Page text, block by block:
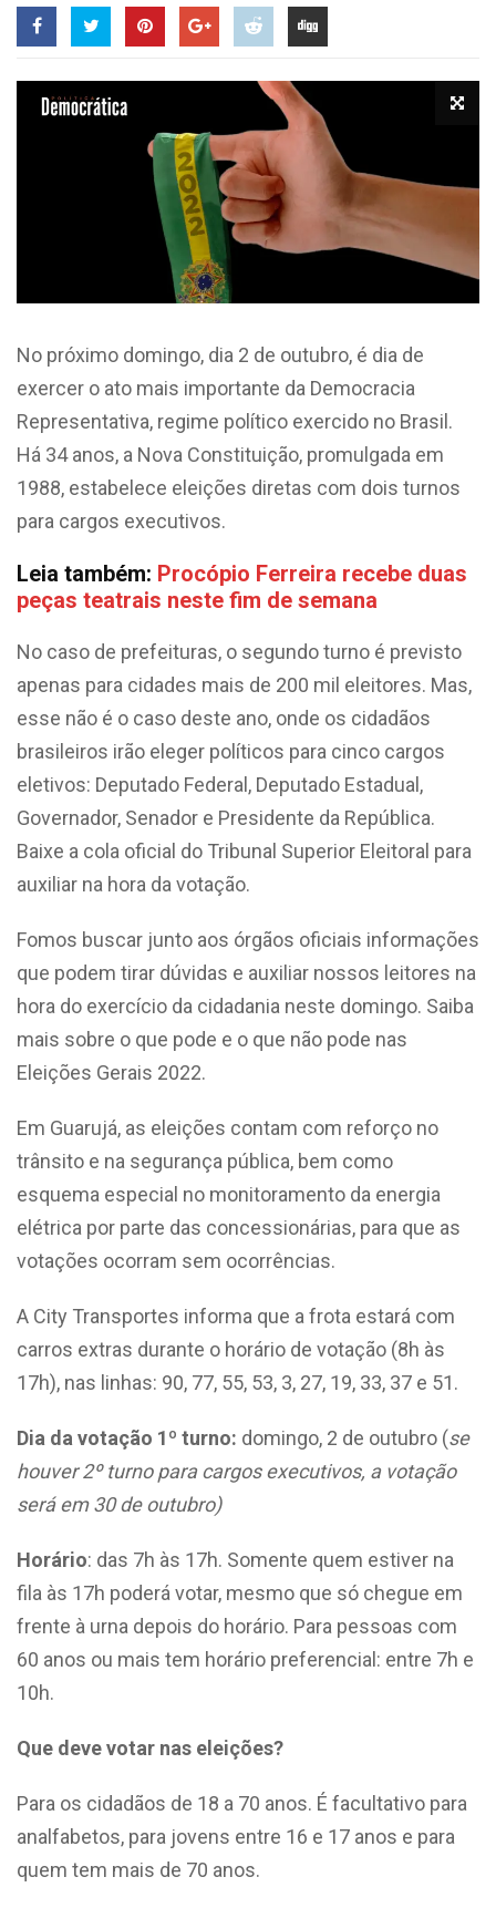
No próximo domingo, dia 2 de outubro, é dia de
exercer o ato mais importante da Democracia
Representativa, regime político exercido no Brasil.
Há 34 anos, a Nova Constituição, promulgada em
1988, estabelece eleições diretas com dois turnos
para cargos executivos.
Leia também: Procópio Ferreira recebe duas
peças teatrais neste fim de semana
No caso de prefeituras, o segundo turno é previsto
apenas para cidades mais de 200 mil eleitores. Mas,
esse não é o caso deste ano, onde os cidadãos
brasileiros irão eleger políticos para cinco cargos
eletivos: Deputado Federal, Deputado Estadual,
Governador, Senador e Presidente da República.
Baixe a cola oficial do Tribunal Superior Eleitoral para
auxiliar na hora da votação.
Fomos buscar junto aos órgãos oficiais informações
que podem tirar dúvidas e auxiliar nossos leitores na
hora do exercício da cidadania neste domingo. Saiba
mais sobre o que pode e o que não pode nas
Eleições Gerais 2022.
Em Guarujá, as eleições contam com reforço no
trânsito e na segurança pública, bem como
esquema especial no monitoramento da energia
elétrica por parte das concessionárias, para que as
votações ocorram sem ocorrências.
A City Transportes informa que a frota estará com
carros extras durante o horário de votação (8h às
17h), nas linhas: 90, 77, 55, 53, 3, 27, 19, 33, 37 e 51.
Dia da votação 1º turno: domingo, 2 de outubro (se
houver 2º turno para cargos executivos, a votação
será em 30 de outubro)
Horário: das 7h às 17h. Somente quem estiver na
fila às 17h poderá votar, mesmo que só chegue em
frente à urna depois do horário. Para pessoas com
60 anos ou mais tem horário preferencial: entre 7h e
10h.
Que deve votar nas eleições?
Para os cidadãos de 18 a 70 anos. É facultativo para
analfabetos, para jovens entre 16 e 17 anos e para
quem tem mais de 70 anos.